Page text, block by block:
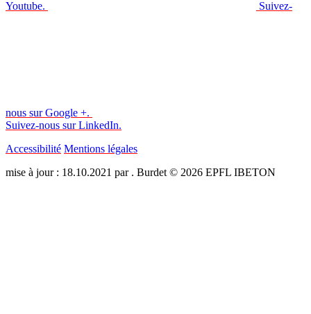
Youtube. Suivez-
nous sur Google +.
Suivez-nous sur LinkedIn.
Accessibilité Mentions légales
mise à jour : 18.10.2021 par . Burdet © 2026 EPFL IBETON